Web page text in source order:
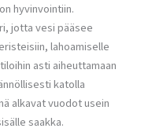
hyvinvointiin.
jotta vesi pääsee
lahoamiselle
asti aiheuttamaan
katolla
alkavat vuodot usein
saakka.